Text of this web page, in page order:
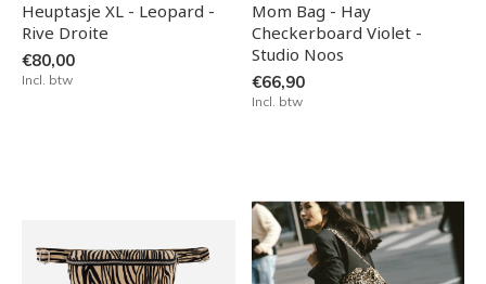
Heuptasje XL - Leopard -
Rive Droite
€80,00
Incl. btw
Mom Bag - Hay
Checkerboard Violet -
Studio Noos
€66,90
Incl. btw